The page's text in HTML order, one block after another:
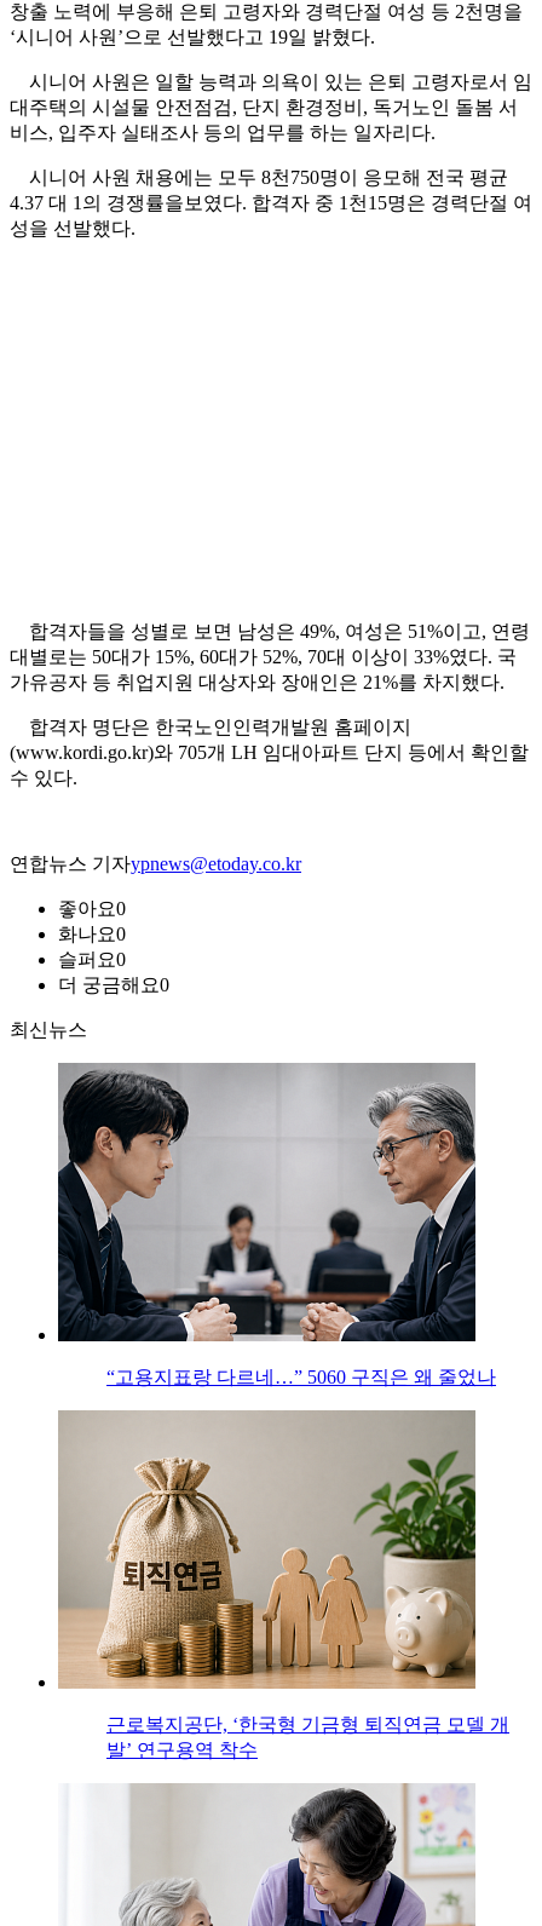
창출 노력에 부응해 은퇴 고령자와 경력단절 여성 등 2천명을
‘시니어 사원’으로 선발했다고 19일 밝혔다.
시니어 사원은 일할 능력과 의욕이 있는 은퇴 고령자로서 임
대주택의 시설물 안전점검, 단지 환경정비, 독거노인 돌봄 서
비스, 입주자 실태조사 등의 업무를 하는 일자리다.
시니어 사원 채용에는 모두 8천750명이 응모해 전국 평균
4.37 대 1의 경쟁률을보였다. 합격자 중 1천15명은 경력단절 여
성을 선발했다.
합격자들을 성별로 보면 남성은 49%, 여성은 51%이고, 연령
대별로는 50대가 15%, 60대가 52%, 70대 이상이 33%였다. 국
가유공자 등 취업지원 대상자와 장애인은 21%를 차지했다.
합격자 명단은 한국노인인력개발원 홈페이지
(www.kordi.go.kr)와 705개 LH 임대아파트 단지 등에서 확인할
수 있다.
연합뉴스 기자ypnews@etoday.co.kr
좋아요0
화나요0
슬퍼요0
더 궁금해요0
최신뉴스
“고용지표랑 다르네…” 5060 구직은 왜 줄었나
근로복지공단, ‘한국형 기금형 퇴직연금 모델 개
발’ 연구용역 착수